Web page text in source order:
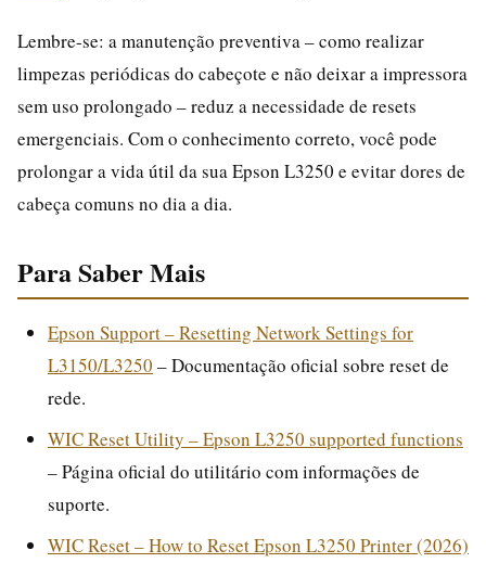
Lembre-se: a manutenção preventiva – como realizar
limpezas periódicas do cabeçote e não deixar a impressora
sem uso prolongado – reduz a necessidade de resets
emergenciais. Com o conhecimento correto, você pode
prolongar a vida útil da sua Epson L3250 e evitar dores de
cabeça comuns no dia a dia.
Para Saber Mais
Epson Support – Resetting Network Settings for
L3150/L3250 – Documentação oficial sobre reset de
rede.
WIC Reset Utility – Epson L3250 supported functions
– Página oficial do utilitário com informações de
suporte.
WIC Reset – How to Reset Epson L3250 Printer (2026)